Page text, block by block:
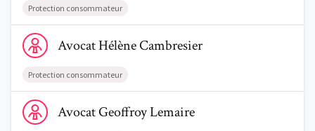
Protection consommateur
Voir le profil de AvocatHélène Cambresier
AvocatHélèneCambresier
Protection consommateur
Voir le profil de AvocatGeoffroy Lemaire
AvocatGeoffroyLemaire